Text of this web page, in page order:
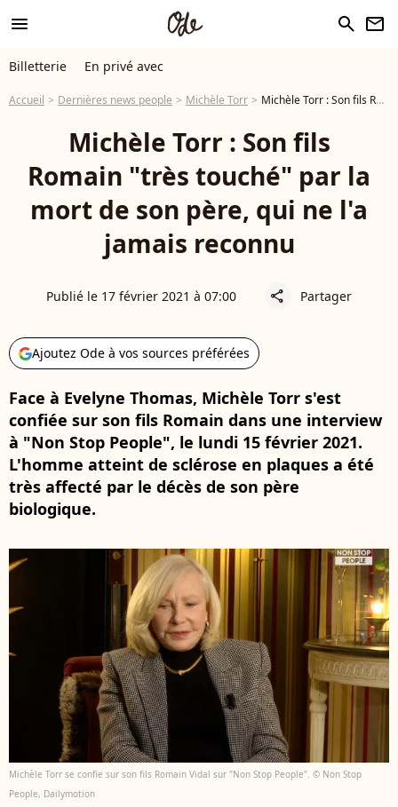
menu search newsletter
Billetterie En privé avec
Accueil Dernières news people Michèle Torr Michèle Torr : Son fils Romain "très touché" par la mort de son père, qui ne l'a jamais reconnu
Michèle Torr : Son fils
Romain "très touché" par la
mort de son père, qui ne l'a
jamais reconnu
Publié le 17 février 2021 à 07:00 share Partager
Ajoutez Ode à vos sources préférées
Face à Evelyne Thomas, Michèle Torr s'est
confiée sur son fils Romain dans une interview
à "Non Stop People", le lundi 15 février 2021.
L'homme atteint de sclérose en plaques a été
très affecté par le décès de son père
biologique.
Michèle Torr se confie sur son fils Romain Vidal sur "Non Stop People". © Non Stop
People, Dailymotion